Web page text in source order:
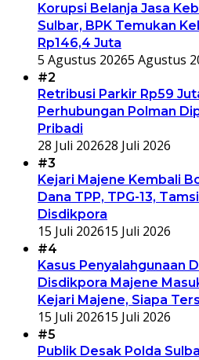
Korupsi Belanja Jasa
Sulbar, BPK Temukan
Rp146,4 Juta
5 Agustus 20265 Agustus
#2
Retribusi Parkir Rp59
Perhubungan Polman
Pribadi
28 Juli 202628 Juli 2026
#3
Kejari Majene Kembali
Dana TPP, TPG-13,
Disdikpora
15 Juli 202615 Juli 2026
#4
Kasus Penyalahgunaan
Disdikpora Majene
Kejari Majene, Siapa
15 Juli 202615 Juli 2026
#5
Publik Desak Polda